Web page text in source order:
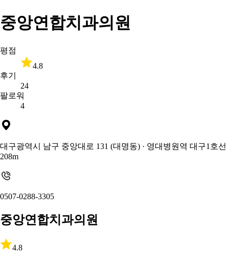
중앙연합치과의원
평점
4.8
후기
24
팔로워
4
대구광역시 남구 중앙대로 131 (대명동) · 영대병원역 대구1호선
208m
0507-0288-3305
중앙연합치과의원
4.8